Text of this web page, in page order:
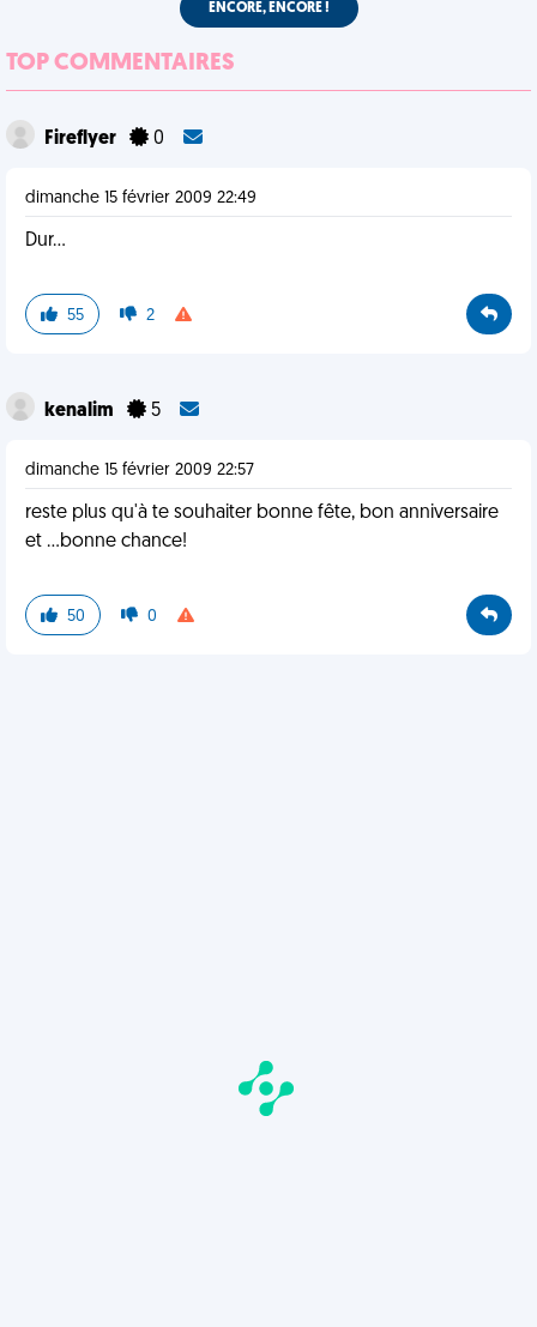
ENCORE, ENCORE !
TOP COMMENTAIRES
Fireflyer 0
dimanche 15 février 2009 22:49
Dur...
55 2
kenalim 5
dimanche 15 février 2009 22:57
reste plus qu'à te souhaiter bonne fête, bon anniversaire
et ...bonne chance!
50 0